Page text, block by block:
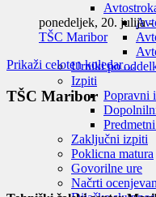
Urniki po
Izpiti
Popravni
Zaključni izpiti
Poklicna matura
Govorilne ure
Načrti
ponedeljek, 20. julija-
TŠC Maribor
Prikaži celoten koledar…
TŠC Maribor